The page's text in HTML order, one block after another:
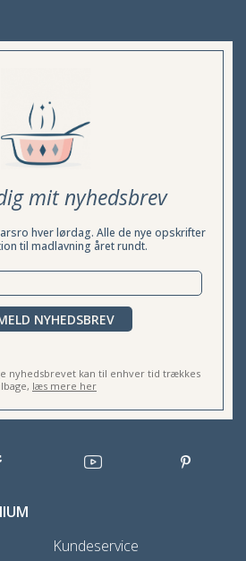
mit nyhedsbrev
hver lørdag. Alle de nye opskrifter
til madlavning året rundt.
NYHEDSBREV
nyhedsbrevet kan til enhver tid trækkes
læs mere her
Kundeservice